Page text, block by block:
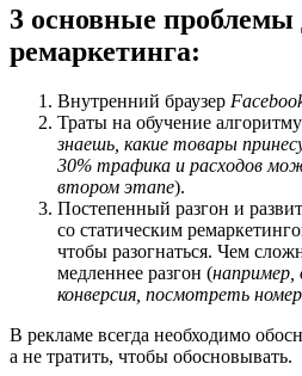
3 основные проблемы
ремаркетинга:
Внутренний браузер
Траты на обучение
знаешь, какие товары
30% трафика и расходов
втором этапе).
Постепенный разгон и
со статическим
чтобы разогнаться. Чем
медленнее разгон (
конверсия, посмотреть
В рекламе всегда необходимо
а не тратить, чтобы обосновывать.